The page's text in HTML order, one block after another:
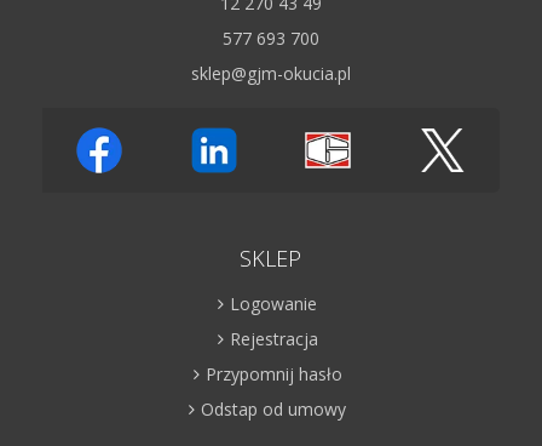
577 693 700
sklep@gjm-okucia.pl
SKLEP
Logowanie
Rejestracja
Przypomnij hasło
Odstap od umowy